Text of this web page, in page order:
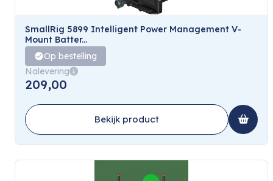
SmallRig 5899 Intelligent Power Management V-
Mount Batter...
Op bestelling
Nalevering
209,00
Bekijk product